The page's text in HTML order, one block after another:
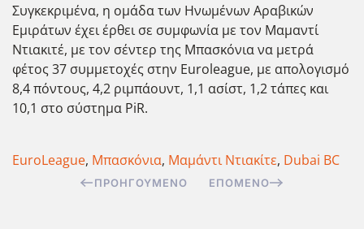
Συγκεκριμένα, η ομάδα των Ηνωμένων Αραβικών
Εμιράτων έχει έρθει σε συμφωνία με τον Μαμαντί
Ντιακιτέ, με τον σέντερ της Μπασκόνια να μετρά
φέτος 37 συμμετοχές στην Euroleague, με απολογισμό
8,4 πόντους, 4,2 ριμπάουντ, 1,1 ασίστ, 1,2 τάπες και
10,1 στο σύστημα PiR.
EuroLeague, Μπασκόνια, Μαμάντι Ντιακίτε, Dubai BC
ΠΡΟΗΓΟΎΜΕΝΟ ΕΠΌΜΕΝΟ